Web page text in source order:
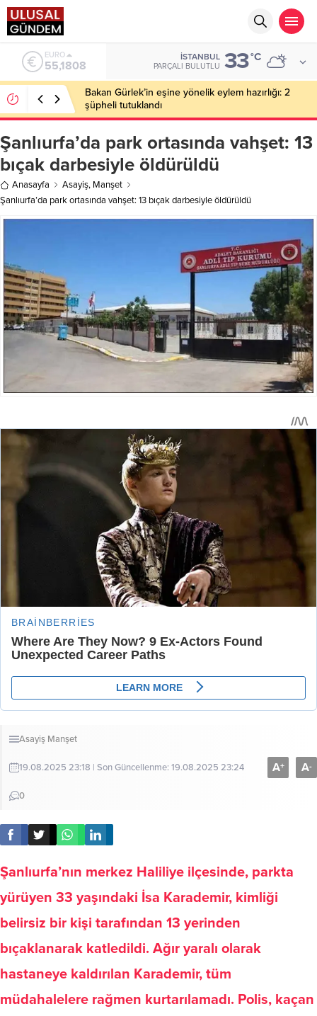
EURO
55,1808
İSTANBUL
PARÇALI BULUTLU 33°C
Bakan Gürlek’in eşine yönelik eylem hazırlığı: 2
şüpheli tutuklandı
Şanlıurfa’da park ortasında vahşet: 13
bıçak darbesiyle öldürüldü
Anasayfa Asayiş, Manşet
Şanlıurfa’da park ortasında vahşet: 13 bıçak darbesiyle öldürüldü
Asayiş Manşet
19.08.2025 23:18 | Son Güncellenme: 19.08.2025 23:24
0
A+ A-
Şanlıurfa’nın merkez Haliliye ilçesinde, parkta
yürüyen 33 yaşındaki İsa Karademir, kimliği
belirsiz bir kişi tarafından 13 yerinden
bıçaklanarak katledildi. Ağır yaralı olarak
hastaneye kaldırılan Karademir, tüm
müdahalelere rağmen kurtarılamadı. Polis, kaçan